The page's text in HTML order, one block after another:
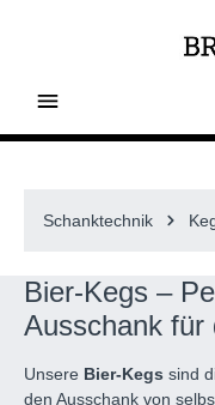
Schanktechnik
Bier-Kegs –
Ausschank für
Unsere Bier-Kegs sind
den Ausschank von